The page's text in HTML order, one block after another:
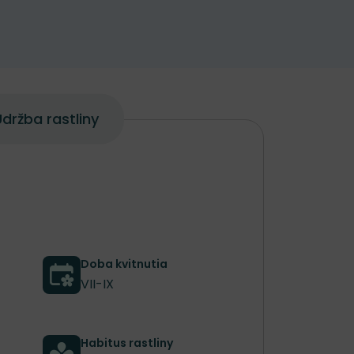
rastliny
Doba kvitnutia
VII-IX
Habitus rastliny